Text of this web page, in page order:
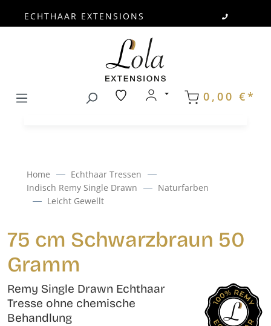
ECHTHAAR EXTENSIONS
0,00 €*
Home
Echthaar Tressen
Indisch Remy Single Drawn
Naturfarben
Leicht Gewellt
75 cm Schwarzbraun 50
Gramm
Remy Single Drawn Echthaar
Tresse ohne chemische
Behandlung